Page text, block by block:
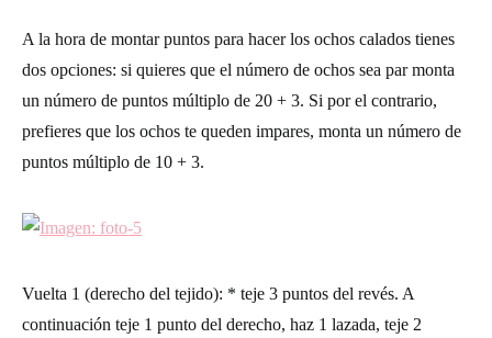
A la hora de montar puntos para hacer los ochos calados tienes
dos opciones: si quieres que el número de ochos sea par monta
un número de puntos múltiplo de 20 + 3. Si por el contrario,
prefieres que los ochos te queden impares, monta un número de
puntos múltiplo de 10 + 3.
Vuelta 1 (derecho del tejido): * teje 3 puntos del revés. A
continuación teje 1 punto del derecho, haz 1 lazada, teje 2